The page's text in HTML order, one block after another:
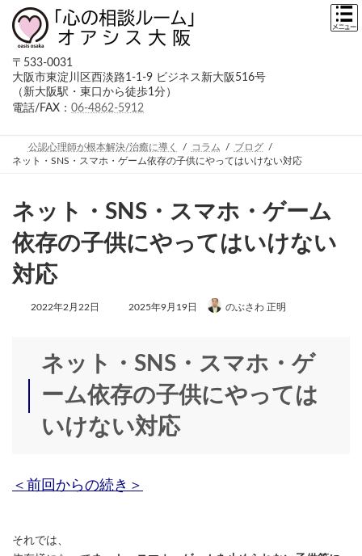
〒533-0031
大阪市東淀川区西淡路1-1-9 ビジネス新大阪516号
（新大阪駅・東口から徒歩1分）
電話/FAX： 06-4862-5912
公認心理師が根本解決/治癒に導く コラム
ブログ
ネット・SNS・スマホ・ゲーム依存の子供にやってはいけない対応
ネット・SNS・スマホ・ゲーム
依存の子供にやってはいけない
対応
2022年2月22日
最
日
時
:
2025年9月19日 のぶさわ 正明
ネット・SNS・スマホ・ゲ
ーム依存の子供にやっては
いけない対応
＜前回からの続き＞
それでは、